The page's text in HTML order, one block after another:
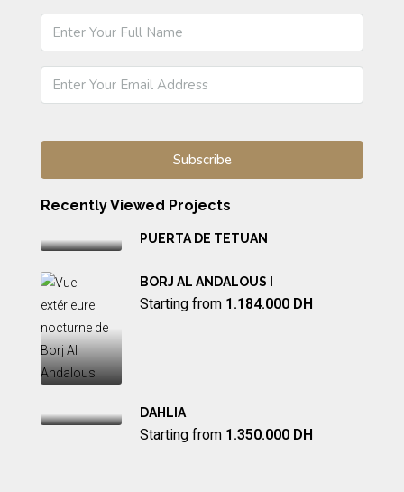
Recently Viewed Projects
PUERTA DE TETUAN
BORJ AL ANDALOUS I
Starting from 1.184.000 DH
DAHLIA
Starting from 1.350.000 DH